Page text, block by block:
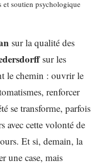
et soutien psychologique
sur la qualité des
sur les
le chemin : ouvrir le
renforcer
se transforme, parfois
avec cette volonté de
Et si, demain, la
une case, mais